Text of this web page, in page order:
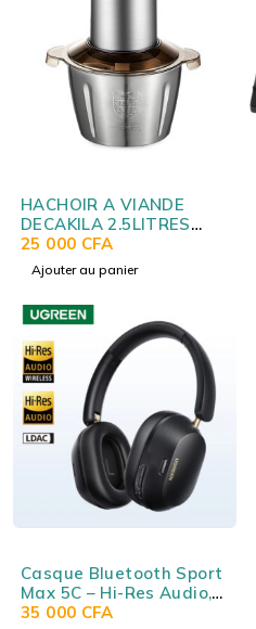
HACHOIR A VIANDE
DECAKILA 2.5LITRES
KEMG016M
25 000 CFA
Ajouter au panier
Casque Bluetooth Sport
Max 5C – Hi-Res Audio,
ANC adaptative hybride,
35 000 CFA